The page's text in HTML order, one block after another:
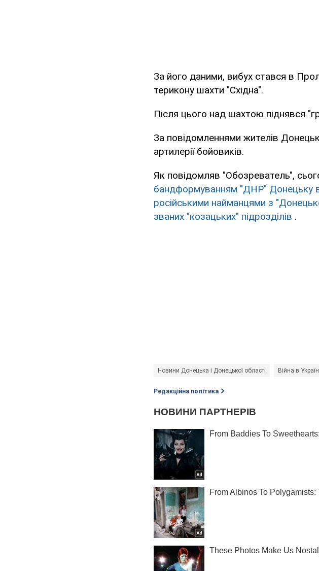
За його даними, вибух стався в
терикону шахти "Східна".
Після цього над шахтою піднявся
За повідомленнями жителів
артилерії бойовиків.
Як повідомляв "Обозреватель",
бандформуванням "ДНР" Донецьку
російськими найманцями з
званих "козацьких" підрозділів .
Новини Донецька і Донецької області Війна в
Редакційна політика